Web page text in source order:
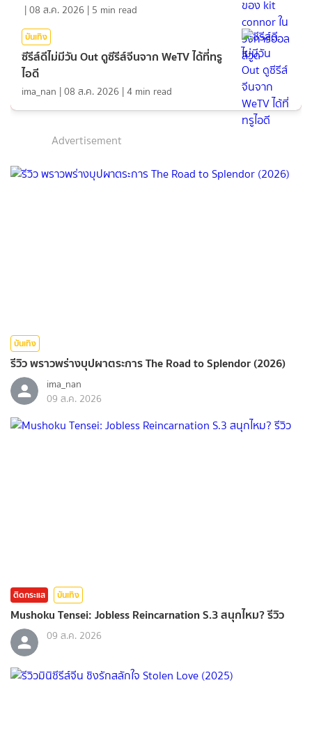
|08 ส.ค. 2026 | 5 min read
บันเทิง
ซีรีส์ดีไม่มีวัน Out ดูซีรีส์จีนจาก WeTV ได้ที่ทรู
ไอดี
ima_nan |08 ส.ค. 2026 |4 min read
Advertisement
บันเทิง
รีวิว พราวพร่างบุปผาตระการ The Road to Splendor (2026)
ima_nan
09 ส.ค. 2026
ติดกระแส บันเทิง
Mushoku Tensei: Jobless Reincarnation S.3 สนุกไหม? รีวิว
09 ส.ค. 2026